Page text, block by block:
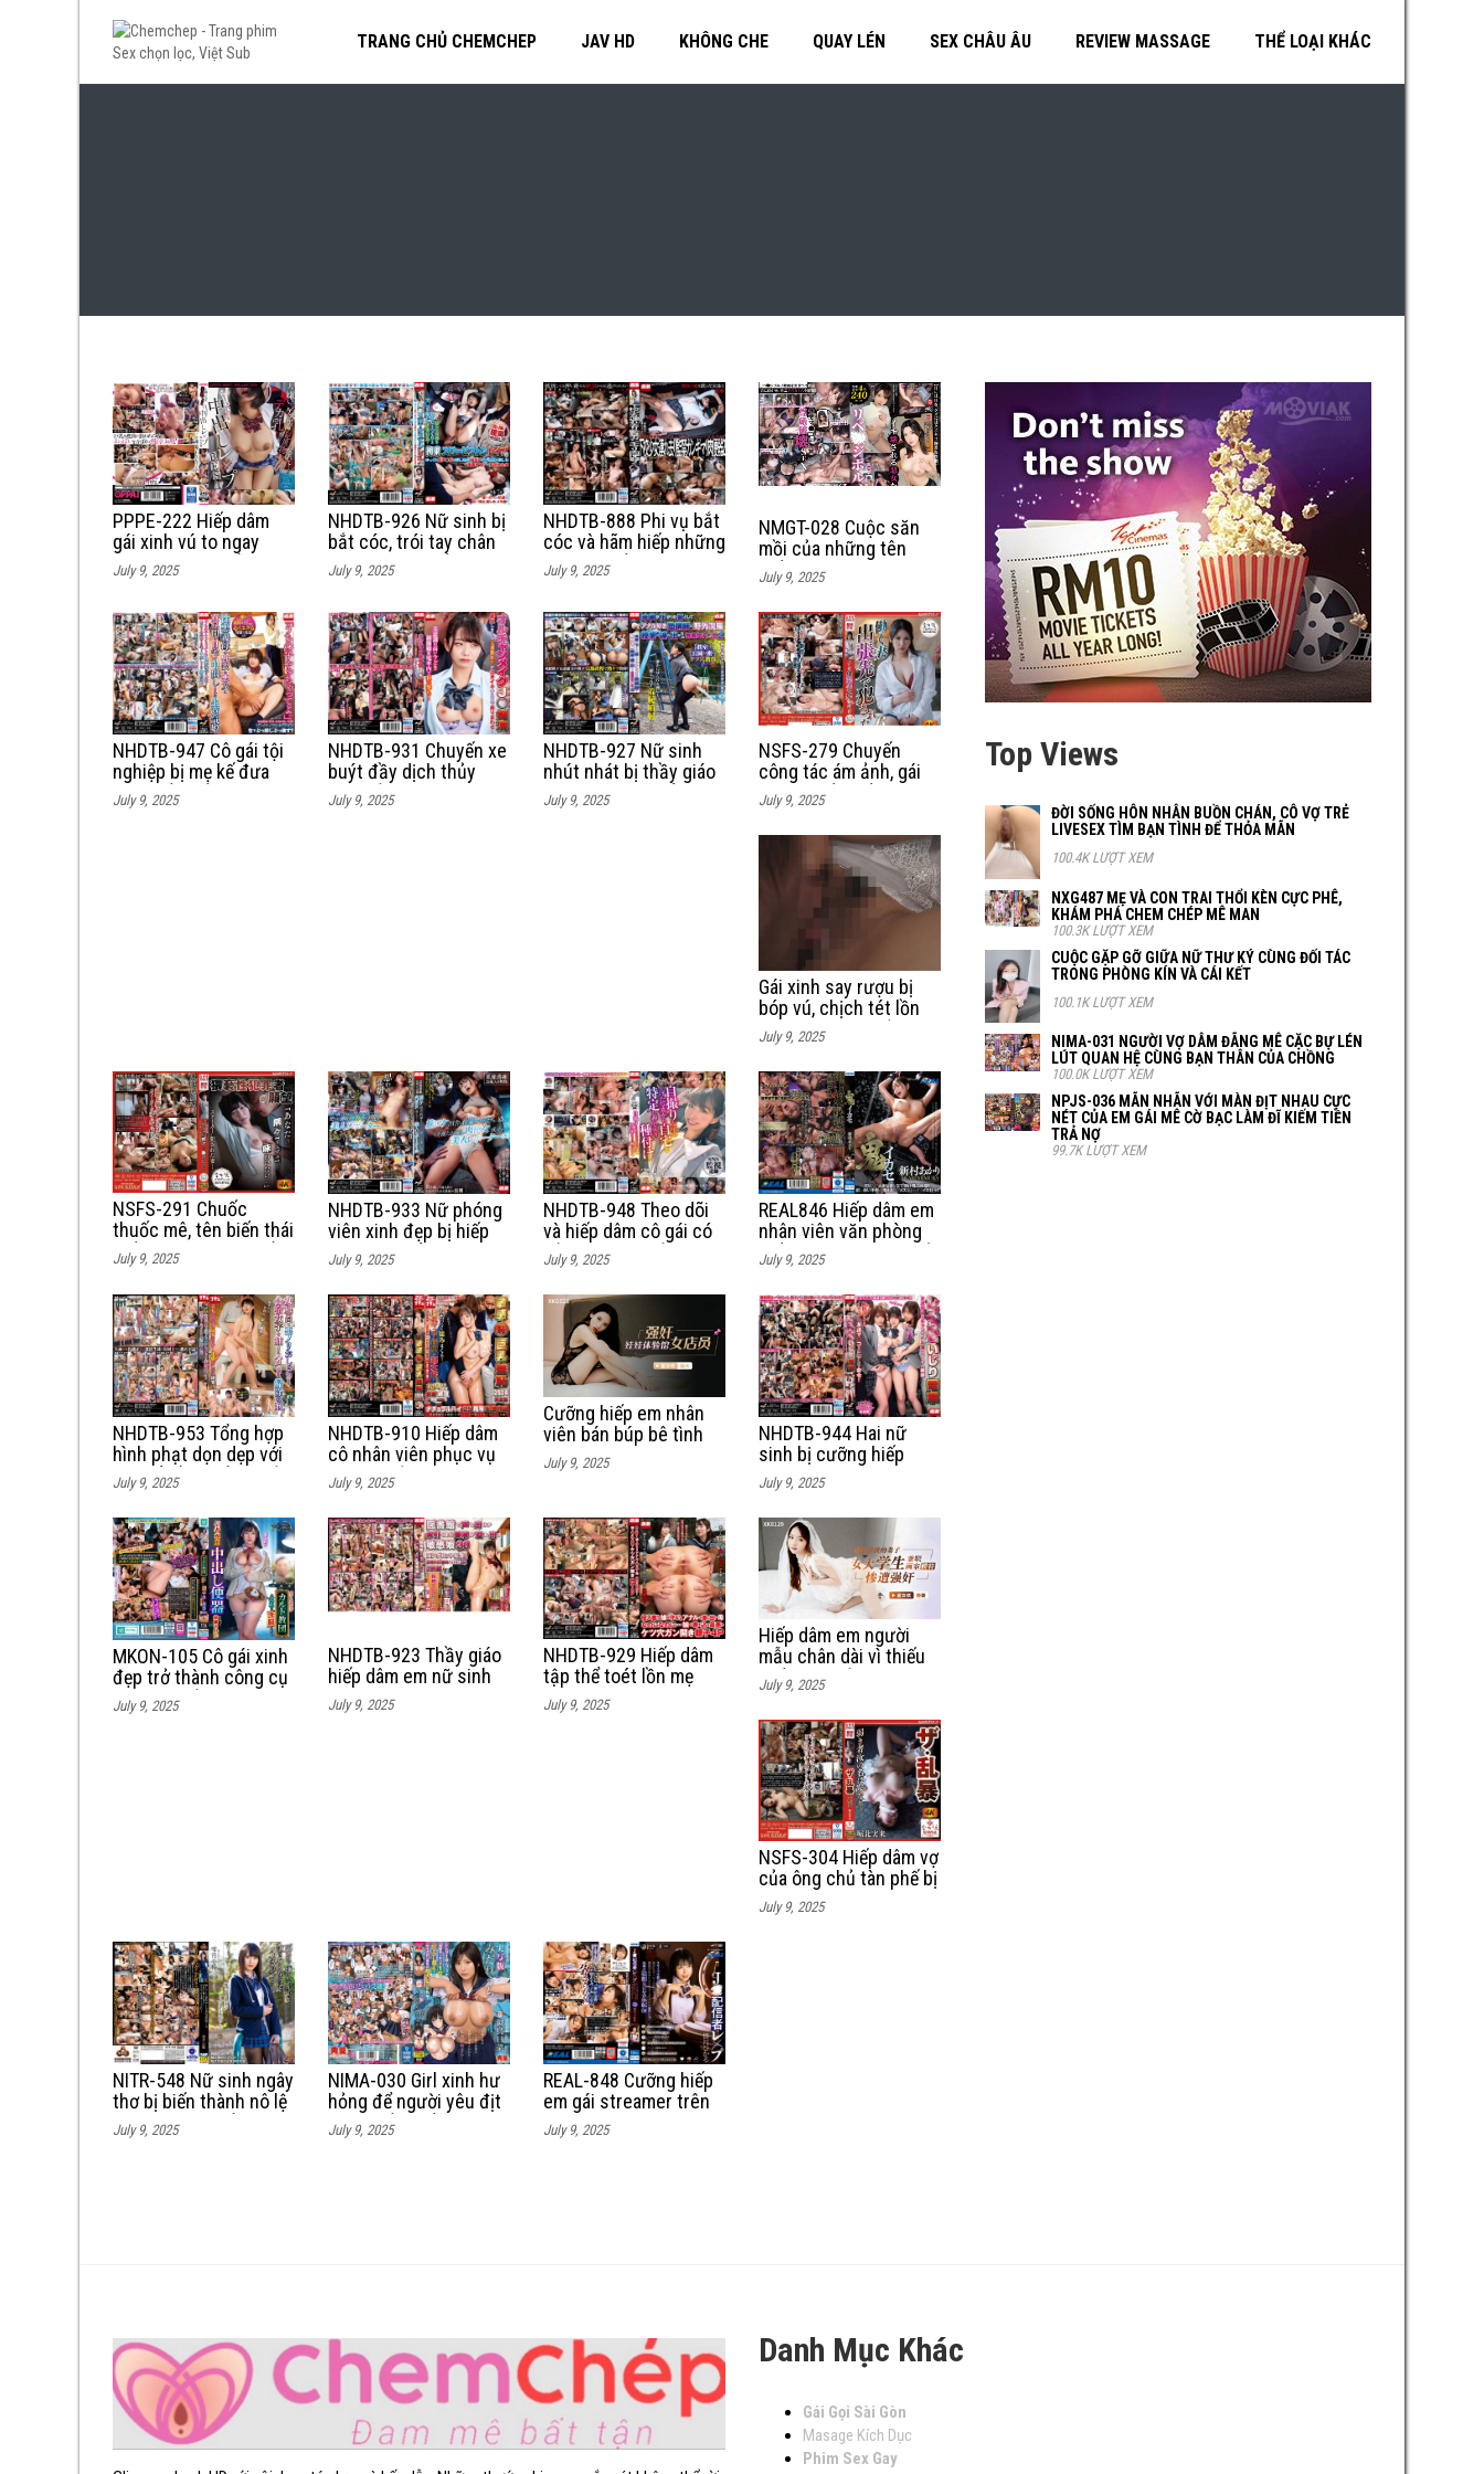
TRANG CHỦ CHEMCHEP JAV HD KHÔNG CHE QUAY LÉN SEX CHÂU ÂU REVIEW MASSAGE THỂ LOẠI KHÁC
PPPE-222 Hiếp dâm
gái xinh vú to ngay
trên tàu điện ngầm
July 9, 2025
NHDTB-926 Nữ sinh bị
bắt cóc, trói tay chân
và bị cưỡng hiếp
July 9, 2025
NHDTB-888 Phi vụ bắt
cóc và hãm hiếp những
nữ sinh cấp 2 tại vùng
nông thôn
July 9, 2025
NMGT-028 Cuộc săn
mồi của những tên
biến thái
July 9, 2025
NHDTB-947 Cô gái tội
nghiệp bị mẹ kế đưa
người về hiếp dâm
July 9, 2025
NHDTB-931 Chuyến xe
buýt đầy dịch thủy
dâm của nữ nhân viên
July 9, 2025
NHDTB-927 Nữ sinh
nhút nhát bị thầy giáo
phạt chịch vì điểm
kém
July 9, 2025
NSFS-279 Chuyến
công tác ám ảnh, gái
xinh bị sếp hiếp dâm
tập thể
July 9, 2025
Gái xinh say rượu bị
bóp vú, chịch tét lồn
tại con đường vắng
July 9, 2025
NSFS-291 Chuốc
thuốc mê, tên biến thái
hiếp dâm phang tét lồn
vị khách hàng thân
thiết
July 9, 2025
NHDTB-933 Nữ phóng
viên xinh đẹp bị hiếp
dâm tập thể trong
chuyến đi công tác
July 9, 2025
NHDTB-948 Theo dõi
và hiếp dâm cô gái có
sở thích đăng ảnh và
thông tin cá nhân lên
mạng xã hội
July 9, 2025
REAL846 Hiếp dâm em
nhân viên văn phòng
biến cô thành con quỷ
đam mê tình dục
July 9, 2025
NHDTB-953 Tổng hợp
hình phạt dọn dẹp với
cơ thể trần truồng của
gã biến thái
July 9, 2025
NHDTB-910 Hiếp dâm
cô nhân viên phục vụ
tại khu cắm trại cực
sướng
July 9, 2025
Cưỡng hiếp em nhân
viên bán búp bê tình
dục
July 9, 2025
NHDTB-944 Hai nữ
sinh bị cưỡng hiếp
cùng lúc trên xe buýt
July 9, 2025
MKON-105 Cô gái xinh
đẹp trở thành công cụ
tình dục của một giáo
phái
July 9, 2025
NHDTB-923 Thầy giáo
hiếp dâm em nữ sinh
trong thư viện với cái
lồn đầy dâm thủy
July 9, 2025
NHDTB-929 Hiếp dâm
tập thể toét lồn mẹ
con em nữ sinh tại
chung cư cao cấp
July 9, 2025
Hiếp dâm em người
mẫu chân dài vì thiếu
thốn tình cảm
July 9, 2025
NSFS-304 Hiếp dâm vợ
của ông chủ tàn phế bị
liệt dương
July 9, 2025
NITR-548 Nữ sinh ngây
thơ bị biến thành nô lệ
tình dục cho thầy giáo
dâm đãng
July 9, 2025
NIMA-030 Girl xinh hư
hỏng để người yêu địt
cô chị tiền bối trong
câu lạc bộ
July 9, 2025
REAL-848 Cưỡng hiếp
em gái streamer trên
sóng livetream
July 9, 2025
Top Views
ĐỜI SỐNG HÔN NHÂN BUỒN CHÁN, CÔ VỢ TRẺ
LIVESEX TÌM BẠN TÌNH ĐỂ THỎA MÃN
100.4K LƯỢT XEM
NXG487 MẸ VÀ CON TRAI THỔI KÈN CỰC PHÊ,
KHÁM PHÁ CHEM CHÉP MÊ MAN
100.3K LƯỢT XEM
CUỘC GẶP GỠ GIỮA NỮ THƯ KÝ CÙNG ĐỐI TÁC
TRONG PHÒNG KÍN VÀ CÁI KẾT
100.1K LƯỢT XEM
NIMA-031 NGƯỜI VỢ DÂM ĐÃNG MÊ CẶC BỰ LÉN
LÚT QUAN HỆ CÙNG BẠN THÂN CỦA CHỒNG
100.0K LƯỢT XEM
NPJS-036 MÃN NHÃN VỚI MÀN ĐỊT NHAU CỰC
NÉT CỦA EM GÁI MÊ CỜ BẠC LÀM ĐĨ KIẾM TIỀN
TRẢ NỢ
99.7K LƯỢT XEM
Danh Mục Khác
Gái Gọi Sài Gòn
Masage Kích Dục
Phim Sex Gay